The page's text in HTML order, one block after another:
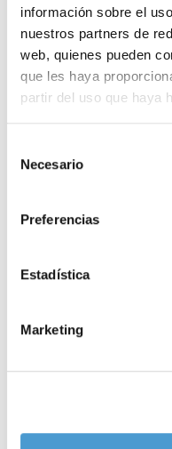
información sobre el
nuestros partners de
web, quienes pueden
que les haya
partir del uso que haya
de cookies
Necesario
Preferencias
Estadística
Marketing
c/ María de